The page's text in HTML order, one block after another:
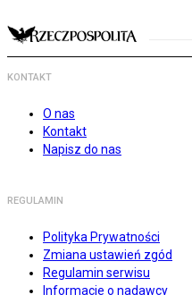
KONTAKT
O nas
Kontakt
Napisz do nas
REGULAMIN
Polityka Prywatności
Zmiana ustawień zgód
Regulamin serwisu
Informacje o nadawcy